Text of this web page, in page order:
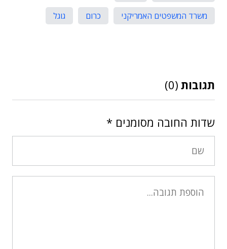
משרד המשפטים האמריקני
כרום גוגל
תגובות (0)
שדות החובה מסומנים *